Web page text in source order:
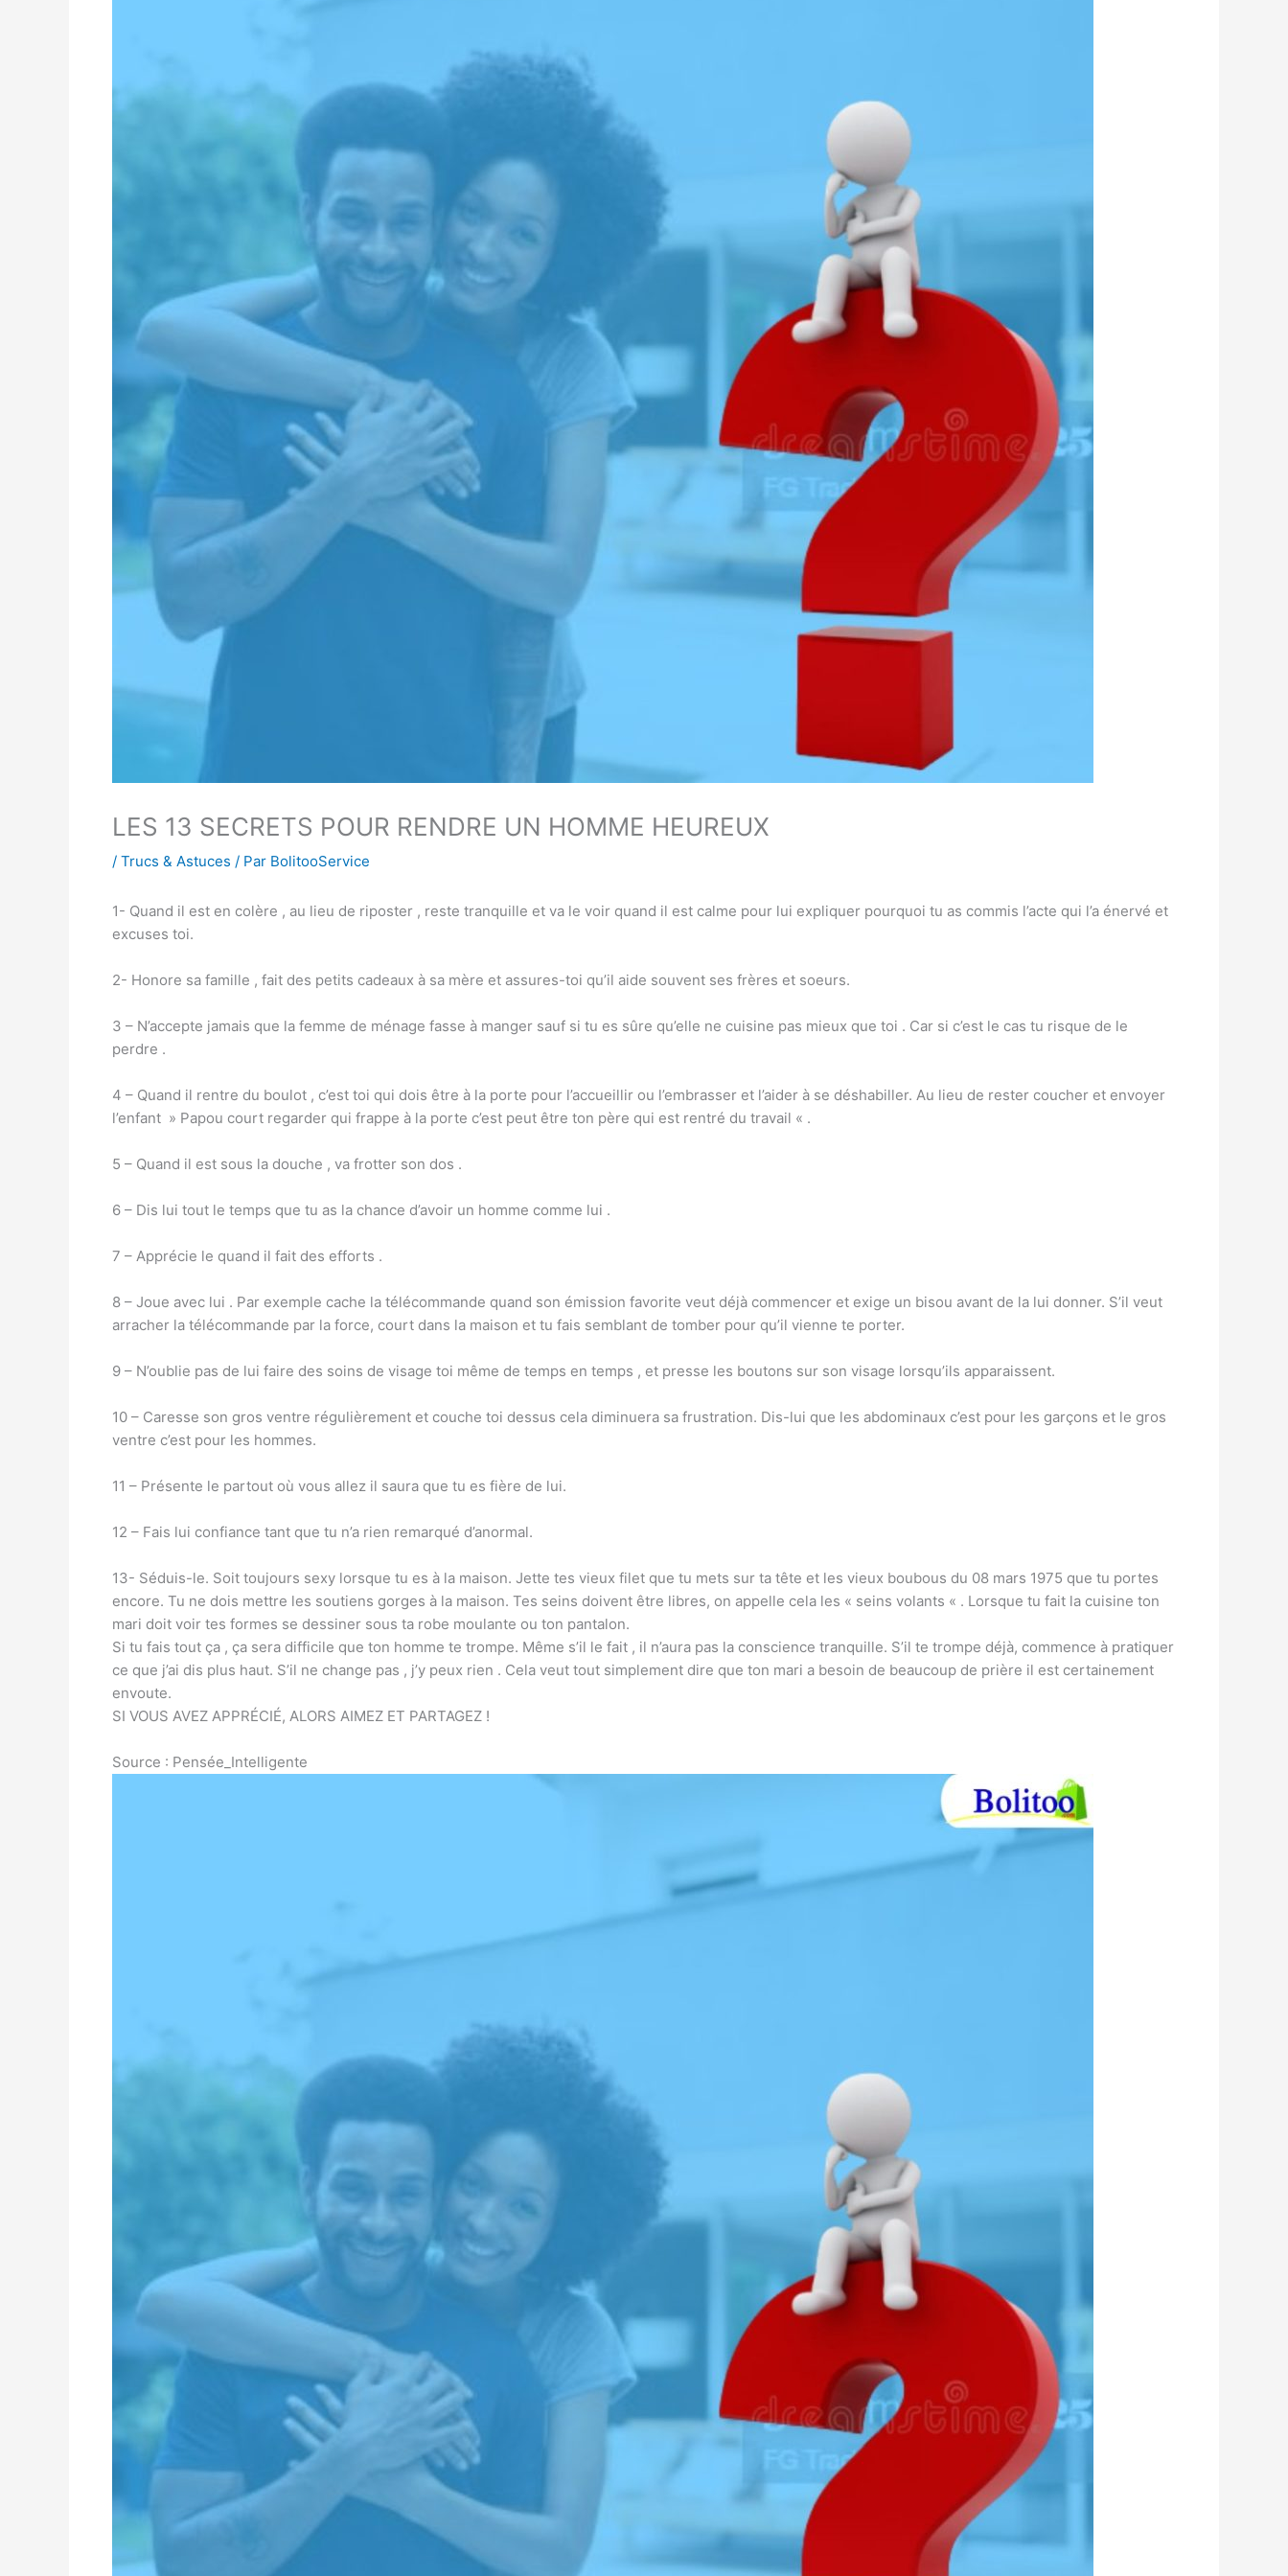
LES 13 SECRETS POUR RENDRE UN HOMME HEUREUX
/ Trucs & Astuces / Par BolitooService
1- Quand il est en colère , au lieu de riposter , reste tranquille et va le voir quand il est calme pour lui expliquer pourquoi tu as commis l’acte qui l’a énervé et
excuses toi.
2- Honore sa famille , fait des petits cadeaux à sa mère et assures-toi qu’il aide souvent ses frères et soeurs.
3 – N’accepte jamais que la femme de ménage fasse à manger sauf si tu es sûre qu’elle ne cuisine pas mieux que toi . Car si c’est le cas tu risque de le
perdre .
4 – Quand il rentre du boulot , c’est toi qui dois être à la porte pour l’accueillir ou l’embrasser et l’aider à se déshabiller. Au lieu de rester coucher et envoyer
l’enfant » Papou court regarder qui frappe à la porte c’est peut être ton père qui est rentré du travail « .
5 – Quand il est sous la douche , va frotter son dos .
6 – Dis lui tout le temps que tu as la chance d’avoir un homme comme lui .
7 – Apprécie le quand il fait des efforts .
8 – Joue avec lui . Par exemple cache la télécommande quand son émission favorite veut déjà commencer et exige un bisou avant de la lui donner. S’il veut
arracher la télécommande par la force, court dans la maison et tu fais semblant de tomber pour qu’il vienne te porter.
9 – N’oublie pas de lui faire des soins de visage toi même de temps en temps , et presse les boutons sur son visage lorsqu’ils apparaissent.
10 – Caresse son gros ventre régulièrement et couche toi dessus cela diminuera sa frustration. Dis-lui que les abdominaux c’est pour les garçons et le gros
ventre c’est pour les hommes.
11 – Présente le partout où vous allez il saura que tu es fière de lui.
12 – Fais lui confiance tant que tu n’a rien remarqué d’anormal.
13- Séduis-le. Soit toujours sexy lorsque tu es à la maison. Jette tes vieux filet que tu mets sur ta tête et les vieux boubous du 08 mars 1975 que tu portes
encore. Tu ne dois mettre les soutiens gorges à la maison. Tes seins doivent être libres, on appelle cela les « seins volants « . Lorsque tu fait la cuisine ton
mari doit voir tes formes se dessiner sous ta robe moulante ou ton pantalon.
Si tu fais tout ça , ça sera difficile que ton homme te trompe. Même s’il le fait , il n’aura pas la conscience tranquille. S’il te trompe déjà, commence à pratiquer
ce que j’ai dis plus haut. S’il ne change pas , j’y peux rien . Cela veut tout simplement dire que ton mari a besoin de beaucoup de prière il est certainement
envoute.
SI VOUS AVEZ APPRÉCIÉ, ALORS AIMEZ ET PARTAGEZ !
Source : Pensée_Intelligente